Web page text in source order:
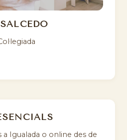
a Igualada o online des de